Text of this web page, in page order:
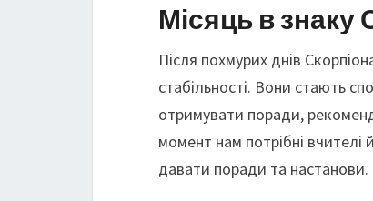
Місяць в знаку
Після похмурих днів
стабільності. Вони стають
отримувати поради,
момент нам потрібні
давати поради та настанови.